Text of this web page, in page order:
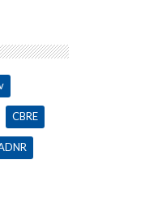
CBRE